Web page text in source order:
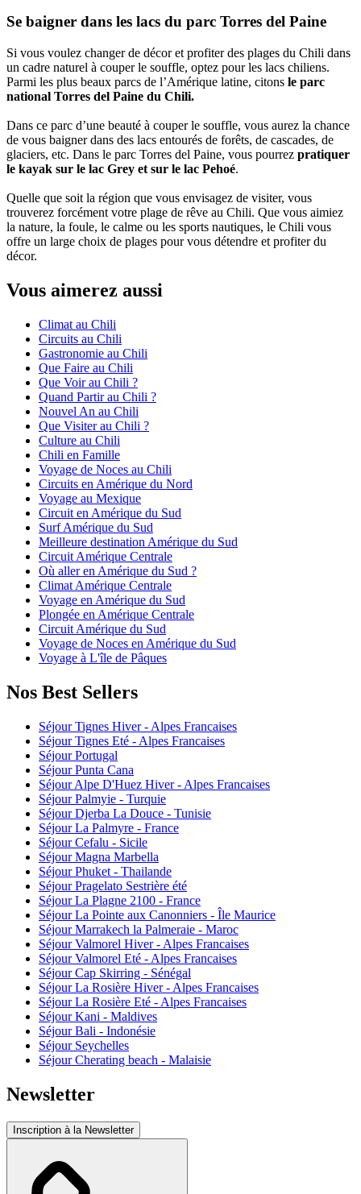
Se baigner dans les lacs du parc Torres del Paine
Si vous voulez changer de décor et profiter des plages du Chili dans
un cadre naturel à couper le souffle, optez pour les lacs chiliens.
Parmi les plus beaux parcs de l’Amérique latine, citons le parc
national Torres del Paine du Chili.
Dans ce parc d’une beauté à couper le souffle, vous aurez la chance
de vous baigner dans des lacs entourés de forêts, de cascades, de
glaciers, etc. Dans le parc Torres del Paine, vous pourrez pratiquer
le kayak sur le lac Grey et sur le lac Pehoé.
Quelle que soit la région que vous envisagez de visiter, vous
trouverez forcément votre plage de rêve au Chili. Que vous aimiez
la nature, la foule, le calme ou les sports nautiques, le Chili vous
offre un large choix de plages pour vous détendre et profiter du
décor.
Vous aimerez aussi
Climat au Chili
Circuits au Chili
Gastronomie au Chili
Que Faire au Chili
Que Voir au Chili ?
Quand Partir au Chili ?
Nouvel An au Chili
Que Visiter au Chili ?
Culture au Chili
Chili en Famille
Voyage de Noces au Chili
Circuits en Amérique du Nord
Voyage au Mexique
Circuit en Amérique du Sud
Surf Amérique du Sud
Meilleure destination Amérique du Sud
Circuit Amérique Centrale
Où aller en Amérique du Sud ?
Climat Amérique Centrale
Voyage en Amérique du Sud
Plongée en Amérique Centrale
Circuit Amérique du Sud
Voyage de Noces en Amérique du Sud
Voyage à L'île de Pâques
Nos Best Sellers
Séjour Tignes Hiver - Alpes Francaises
Séjour Tignes Eté - Alpes Francaises
Séjour Portugal
Séjour Punta Cana
Séjour Alpe D'Huez Hiver - Alpes Francaises
Séjour Palmyie - Turquie
Séjour Djerba La Douce - Tunisie
Séjour La Palmyre - France
Séjour Cefalu - Sicile
Séjour Magna Marbella
Séjour Phuket - Thailande
Séjour Pragelato Sestrière été
Séjour La Plagne 2100 - France
Séjour La Pointe aux Canonniers - Île Maurice
Séjour Marrakech la Palmeraie - Maroc
Séjour Valmorel Hiver - Alpes Francaises
Séjour Valmorel Eté - Alpes Francaises
Séjour Cap Skirring - Sénégal
Séjour La Rosière Hiver - Alpes Francaises
Séjour La Rosière Eté - Alpes Francaises
Séjour Kani - Maldives
Séjour Bali - Indonésie
Séjour Seychelles
Séjour Cherating beach - Malaisie
Newsletter
Inscription à la Newsletter